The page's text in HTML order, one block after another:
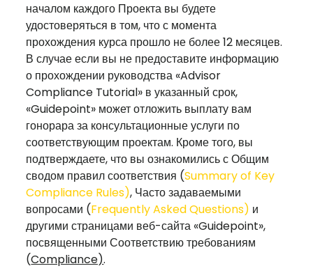
началом каждого Проекта вы будете
удостоверяться в том, что с момента
прохождения курса прошло не более 12 месяцев.
В случае если вы не предоставите информацию
о прохождении руководства «Advisor
Compliance Tutorial» в указанный срок,
«Guidepoint» может отложить выплату вам
гонорара за консультационные услуги по
соответствующим проектам. Кроме того, вы
подтверждаете, что вы ознакомились с Общим
сводом правил соответствия (Summary of Key
Compliance Rules), Часто задаваемыми
вопросами (Frequently Asked Questions) и
другими страницами веб-сайта «Guidepoint»,
посвященными Соответствию требованиям
(Compliance).